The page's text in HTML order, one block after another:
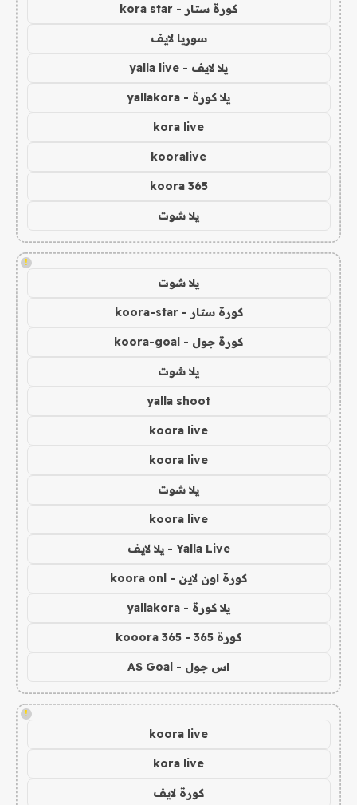
كورة ستار - kora star
سوريا لايف
يلا لايف - yalla live
يلا كورة - yallakora
kora live
kooralive
koora 365
يلا شوت
!
يلا شوت
كورة ستار - koora-star
كورة جول - koora-goal
يلا شوت
yalla shoot
koora live
koora live
يلا شوت
koora live
Yalla Live - يلا لايف
كورة اون لاين - koora onl
يلا كورة - yallakora
كورة 365 - kooora 365
اس جول - AS Goal
!
koora live
kora live
كورة لايف